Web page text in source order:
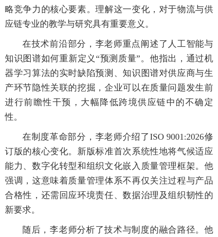
略竞争力的核心要素。理解这一变化，对于物流与供
应链专业的教学与研究具有重要意义。
在技术前沿部分，李老师重点阐述了人工智能与
知识图谱如何重新定义“预测质量”。他指出，通过机
器学习算法的实时缺陷预测、知识图谱对供应商与生
产环节隐性关联的挖掘，企业可以在质量问题发生前
进行前瞻性干预，大幅降低跨境供应链中的不确定
性。
在制度革命部分，李老师介绍了ISO 9001:2026修
订版的核心变化。新版标准首次系统性地将气候适应
能力、数字化转型和组织文化嵌入质量管理框架。他
强调，这意味着质量管理体系不再仅关注过程与产品
合格性，还需回应环境责任、数据治理及组织韧性的
新要求。
随后，李老师分析了技术与制度的融合路径。他